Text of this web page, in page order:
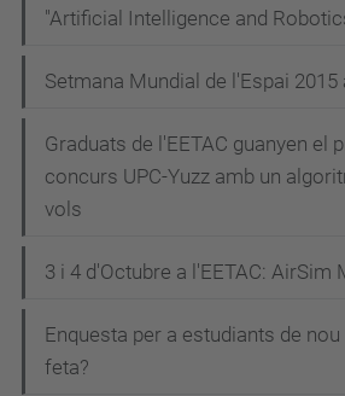
"Artificial Intelligence and
Setmana Mundial de l'Espai 2015
Graduats de l'EETAC guanyen el
concurs UPC-Yuzz amb un
vols
3 i 4 d'Octubre a l'EETAC: AirSim
Enquesta per a estudiants de
feta?